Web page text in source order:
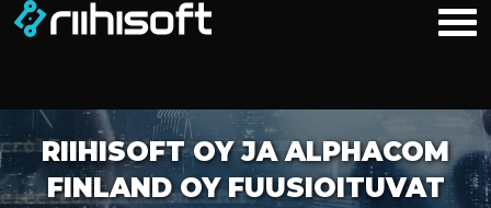
RIIHISOFT OY JA ALPHACOM
FINLAND OY FUUSIOITUVAT